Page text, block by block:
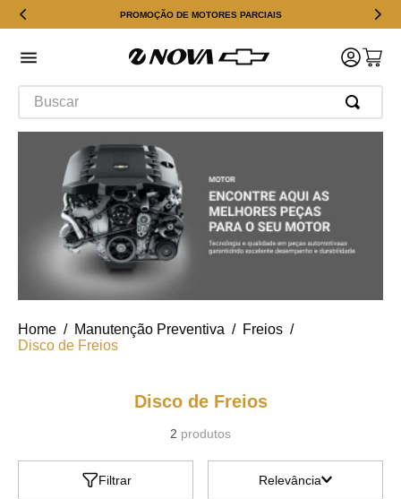
PROMOÇÃO DE MOTORES PARCIAIS
Buscar
Manutenção Preventiva
Freios
Disco de Freios
Disco de Freios
2 produtos
Filtrar Relevância